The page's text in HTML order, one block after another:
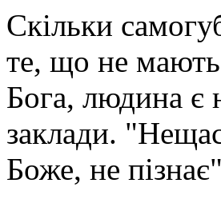
Скільки
те, що не
Бога, людина є
заклади.
Боже, не